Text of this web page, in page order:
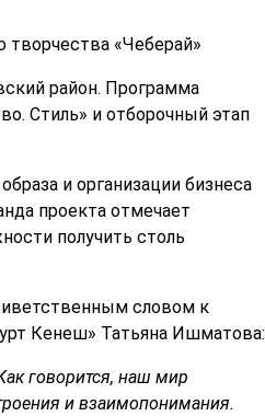
«Чеберай»
район. Программа
Стиль» и отборочный этап
и организации бизнеса
проекта отмечает
получить столь
словом к
Кенеш» Татьяна Ишматова:
говорится, наш мир
и взаимопонимания.